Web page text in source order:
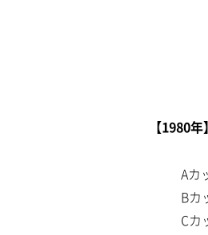
【1980年】
Aカ
B
C